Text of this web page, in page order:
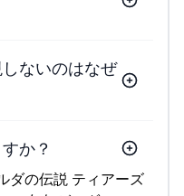
ないのはなぜ
か？
ダの伝説 ティアーズ